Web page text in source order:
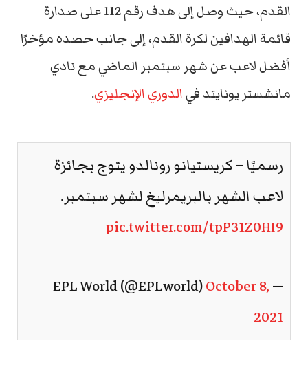
القدم، حيث وصل إلى هدف رقم 112 على صدارة
قائمة الهدافين لكرة القدم، إلى جانب حصده مؤخرًا
أفضل لاعب عن شهر سبتمبر الماضي مع نادي
مانشستر يونايتد فيالدوري الإنجليزي.
رسميًا – كريستيانو رونالدو يتوج بجائزة
لاعب الشهر بالبريمرليغ لشهر سبتمبر.
pic.twitter.com/tpP31Z0HI9
— EPL World (@EPLworld)
October 8,
2021